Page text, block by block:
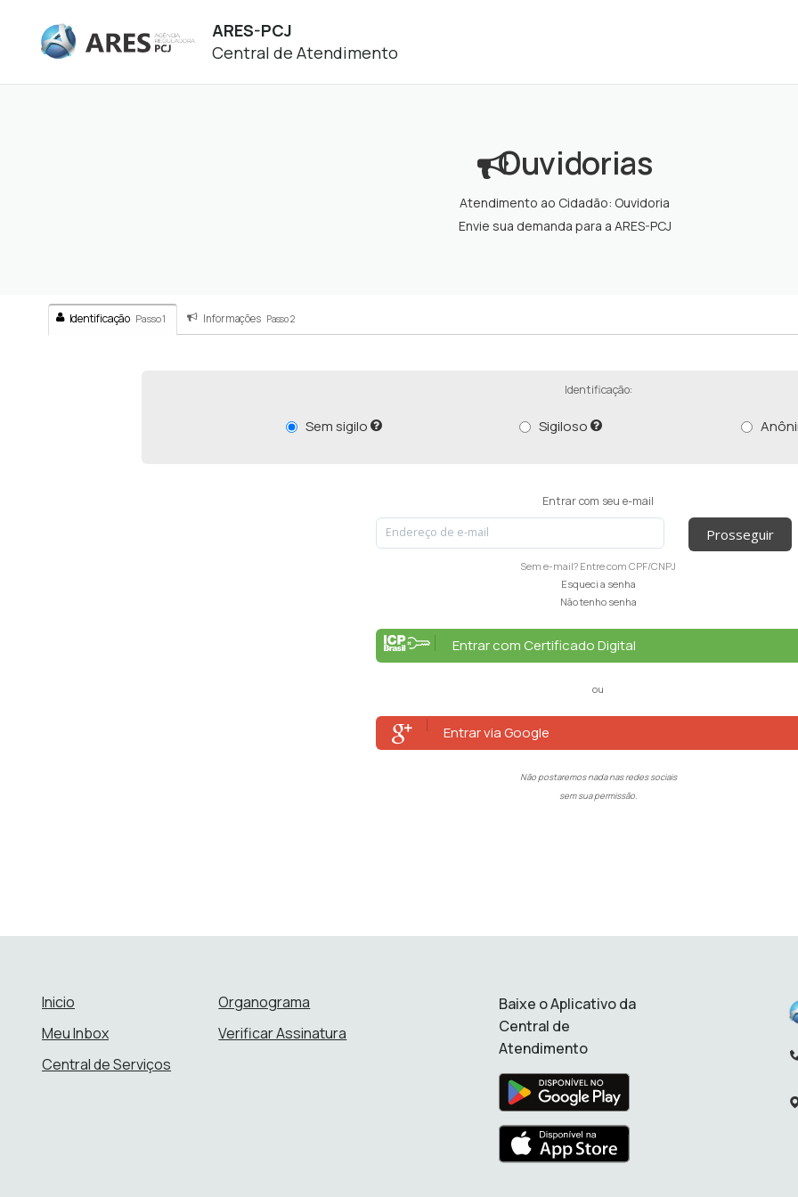
ARES-PCJ
Central de Atendimento
Ouvidorias
Atendimento ao Cidadão: Ouvidoria
Envie sua demanda para a ARES-PCJ
Identificação Passo 1 Informações Passo 2
Identificação:
Sem sigilo Sigiloso
Entrar com seu e-mail
Prosseguir
Sem e-mail? Entre com CPF/CNPJ
Esqueci a senha
Não tenho senha
Entrar com Certificado Digital
ou
Entrar via Google
Não postaremos nada nas redes sociais
sem sua permissão.
Inicio
Meu Inbox
Central de Serviços
Organograma
Verificar Assinatura
Baixe o Aplicativo da
Central de
Atendimento